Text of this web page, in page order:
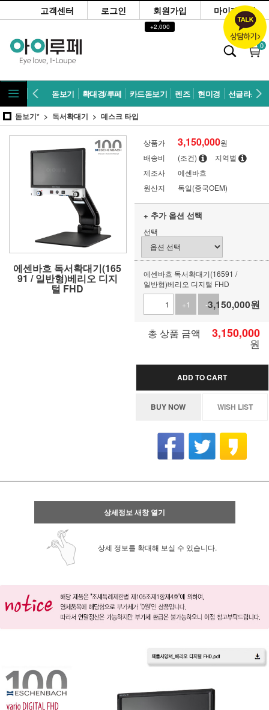
고객센터 로그인 회원가입
▲
+2,000
마이페이지
0
돋보기 확대경/루페 카드돋보기 렌즈 현미경 선글라스
돋보기* 독서확대기 데스크 타입
에센바흐 독서확대기(165
91 / 일반형)베리오 디지
털 FHD
상품가 3,150,000원
배송비
(조건)
지역별
제조사
에센바흐
원산지
독일(중국OEM)
+ 추가 옵션 선택
선택
에센바흐 독서확대기(16591 /
일반형)베리오 디지털 FHD
+1
-13,150,000원
총 상품 금액 3,150,000
원
ADD TO CART
BUY NOW WISH LIST
상세정보 새창 열기
상세 정보를 확대해 보실 수 있습니다.